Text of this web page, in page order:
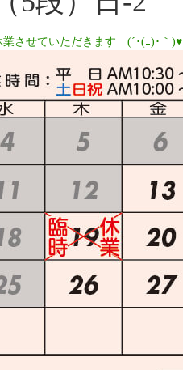
業させていただきます…(´･(ｪ)･｀)♥️